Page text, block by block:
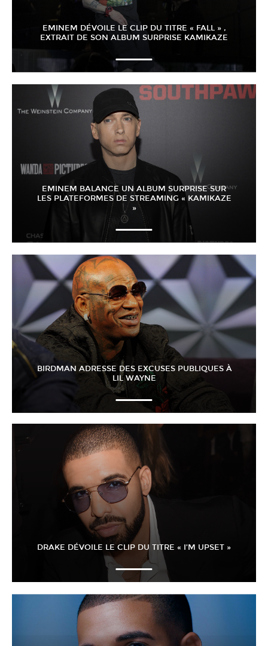
EMINEM DÉVOILE LE CLIP DU TITRE « FALL » ,
EXTRAIT DE SON ALBUM SURPRISE KAMIKAZE
EMINEM BALANCE UN ALBUM SURPRISE SUR
LES PLATEFORMES DE STREAMING « KAMIKAZE
»
BIRDMAN ADRESSE DES EXCUSES PUBLIQUES À
LIL WAYNE
DRAKE DÉVOILE LE CLIP DU TITRE « I’M UPSET »